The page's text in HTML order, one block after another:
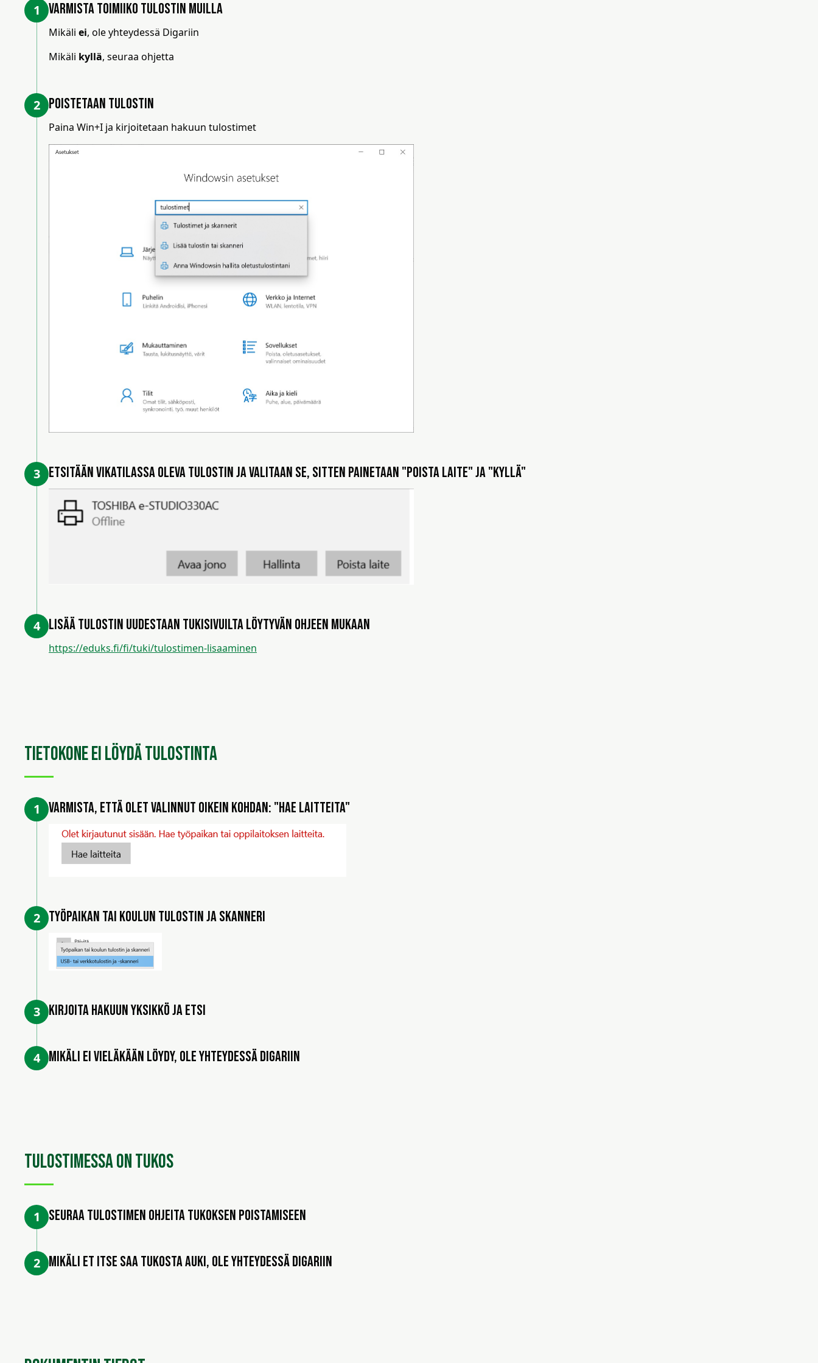
1 Varmista toimiiko tulostin muilla
Mikäli ei, ole yhteydessä Digariin
Mikäli kyllä, seuraa ohjetta
2 Poistetaan tulostin
Paina Win+I ja kirjoitetaan hakuun tulostimet
3 Etsitään vikatilassa oleva tulostin ja valitaan se, sitten painetaan "Poista laite" ja "Kyllä"
4 Lisää tulostin uudestaan tukisivuilta löytyvän ohjeen mukaan
https://eduks.fi/fi/tuki/tulostimen-lisaaminen
Tietokone ei löydä tulostinta
1 Varmista, että olet valinnut oikein kohdan: "Hae laitteita"
2 Työpaikan tai koulun tulostin ja skanneri
3 Kirjoita hakuun yksikkö ja etsi
4 Mikäli ei vieläkään löydy, ole yhteydessä Digariin
Tulostimessa on tukos
1 Seuraa tulostimen ohjeita tukoksen poistamiseen
2 Mikäli et itse saa tukosta auki, ole yhteydessä Digariin